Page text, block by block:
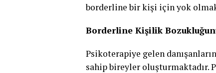
borderline bir kişi için yok
Borderline Kişilik
Psikoterapiye gelen
sahip bireyler oluşturmaktadır.